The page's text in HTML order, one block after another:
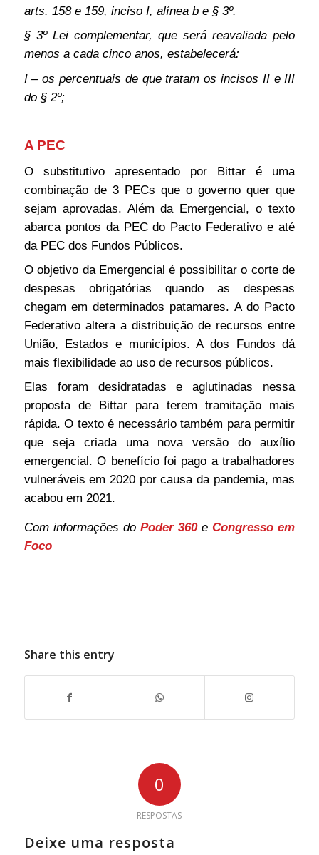
arts. 158 e 159, inciso I, alínea b e § 3º.
§ 3º Lei complementar, que será reavaliada pelo
menos a cada cinco anos, estabelecerá:
I – os percentuais de que tratam os incisos II e III
do § 2º;
A PEC
O substitutivo apresentado por Bittar é uma
combinação de 3 PECs que o governo quer que
sejam aprovadas. Além da Emergencial, o texto
abarca pontos da PEC do Pacto Federativo e até
da PEC dos Fundos Públicos.
O objetivo da Emergencial é possibilitar o corte de
despesas obrigatórias quando as despesas
chegam em determinados patamares. A do Pacto
Federativo altera a distribuição de recursos entre
União, Estados e municípios. A dos Fundos dá
mais flexibilidade ao uso de recursos públicos.
Elas foram desidratadas e aglutinadas nessa
proposta de Bittar para terem tramitação mais
rápida. O texto é necessário também para permitir
que seja criada uma nova versão do auxílio
emergencial. O benefício foi pago a trabalhadores
vulneráveis em 2020 por causa da pandemia, mas
acabou em 2021.
Com informações do Poder 360eCongresso em
Foco
Share this entry
0
RESPOSTAS
Deixe uma resposta